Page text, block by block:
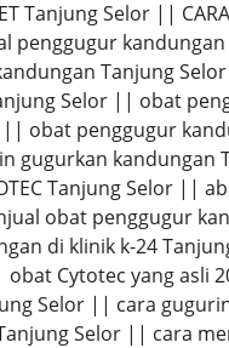
Tanjung Selor ||
Tanjung
Selor || obat
obat penggugur
gugurkan
Tanjung Selor ||
obat penggugur
di klinik k-24
Cytotec yang asli
Selor || cara
Selor || cara